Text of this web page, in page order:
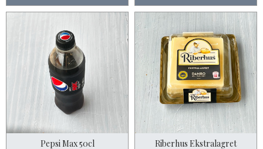
Pepsi Max 50cl Riberhus Ekstralagret